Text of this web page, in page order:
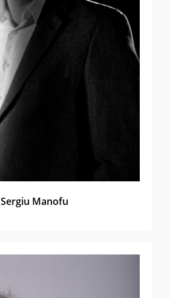
Sergiu Manofu